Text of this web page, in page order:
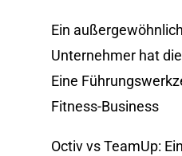
Ein
Unternehmer hat
Eine
Fitness-Business
Octiv vs TeamUp: